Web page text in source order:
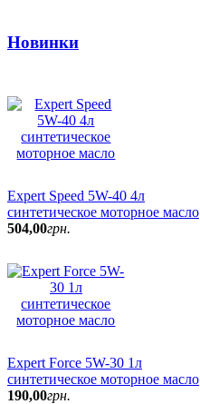
Новинки
Expert Speed 5W-40 4л
синтетическое моторное масло
504,00грн.
Expert Force 5W-30 1л
синтетическое моторное масло
190,00грн.